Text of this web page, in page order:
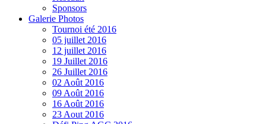
Sponsors
Galerie Photos
Tournoi été 2016
05 juillet 2016
12 juillet 2016
19 Juillet 2016
26 Juillet 2016
02 Août 2016
09 Août 2016
16 Août 2016
23 Aout 2016